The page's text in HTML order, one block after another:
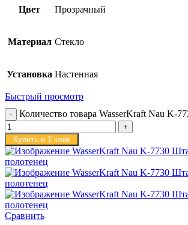
Цвет Прозрачный
Материал Стекло
Установка Настенная
Быстрый просмотр
Количество товара WasserKraft Nau K-
Купить в 1 клик
Сравнить